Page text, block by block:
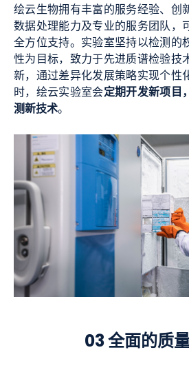
绘云生物拥有丰富的服务经验、创
数据处理能力及专业的服务团队，
全方位支持。实验室坚持以检测的
性为目标，致力于先进质谱检验技
新，通过差异化发展策略实现个性
时，绘云实验室会定期开发新项目
测新技术。
03 全面的质